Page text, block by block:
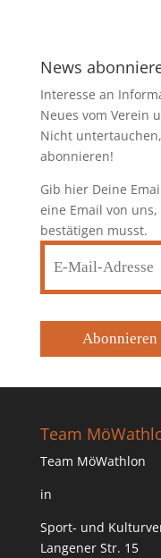
News
Interesse an
Neues vom Verein
Nicht
abonnieren!
Gib hier Deine
eine Email von
bestätigen musst.
E-
Mail-
Adresse
Abonnieren
Team
Team MöWathlon
in
Sport- und
Langener Str. 15